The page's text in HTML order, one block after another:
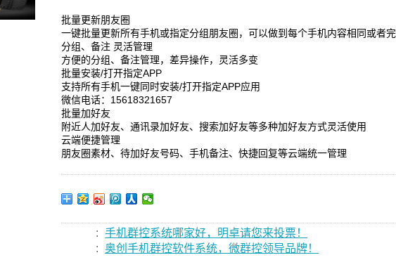
批量更新朋友圈
一键批量更新所有手机或指定分组朋友圈，可以做到每个手机内容相同或者
分组、备注 灵活管理
方便的分组、备注管理，差异操作，灵活多变
批量安装/打开指定APP
支持所有手机一键同时安装/打开指定APP应用
微信电话：15618321657
批量加好友
附近人加好友、通讯录加好友、搜索加好友等多种加好友方式灵活使用
云端便捷管理
朋友圈素材、待加好友号码、手机备注、快捷回复等云端统一管理
:
手机群控系统哪家好，明卓请您来投票！
:
奥创手机群控软件系统，微群控领导品牌！